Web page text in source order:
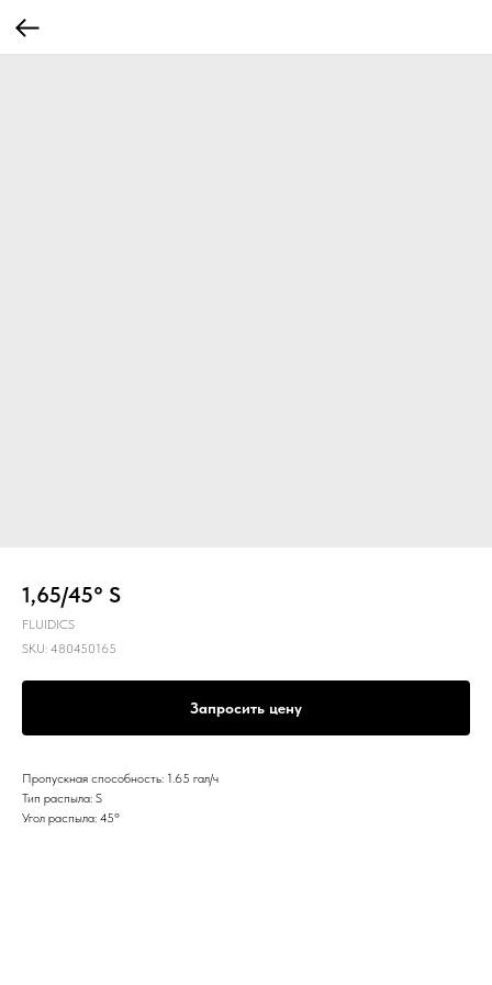
1,65/45° S
FLUIDICS
SKU: 480450165
Запросить цену
Пропускная способность: 1.65 гал/ч
Тип распыла: S
Угол распыла: 45º